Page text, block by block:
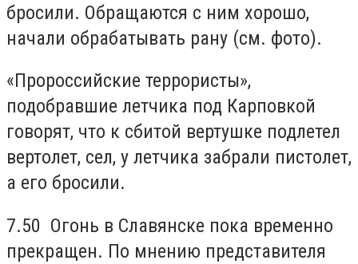
бросили. Обращаются с ним хорошо,
начали обрабатывать рану (см. фото).
«Пророссийские террористы»,
подобравшие летчика под Карповкой
говорят, что к сбитой вертушке подлетел
вертолет, сел, у летчика забрали пистолет,
а его бросили.
7.50 Огонь в Славянске пока временно
прекращен. По мнению представителя